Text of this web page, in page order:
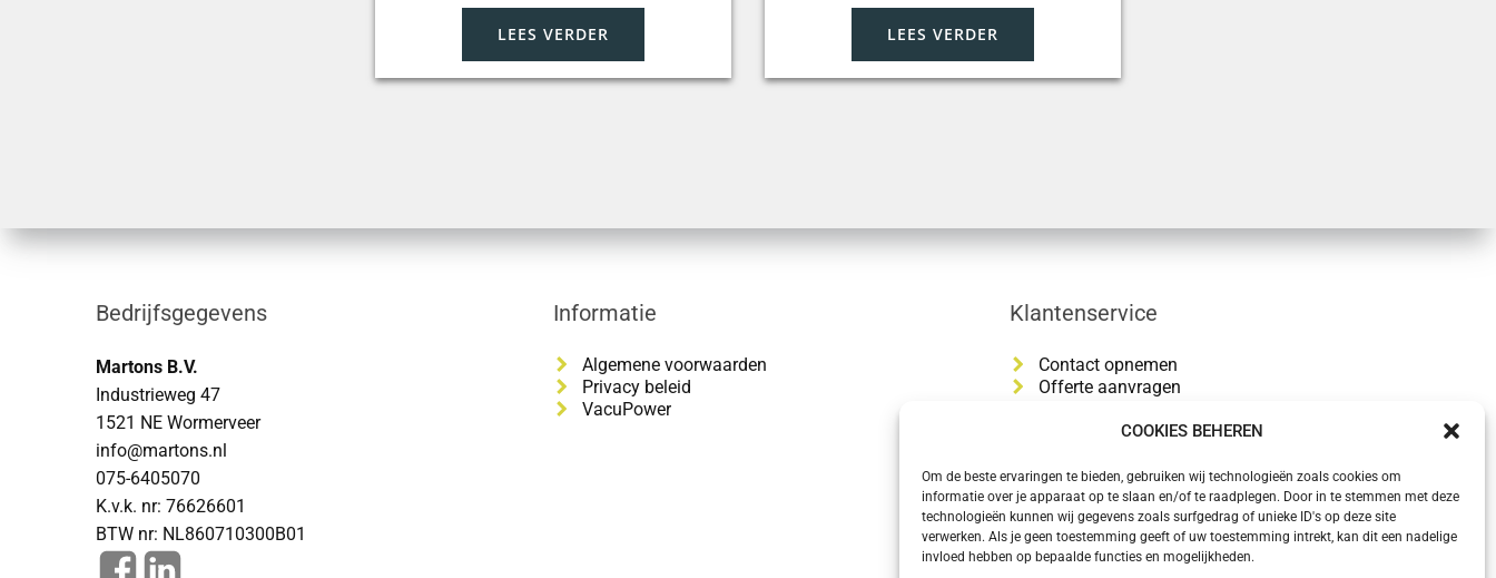
COOKIES BEHEREN
Om de beste ervaringen te bieden, gebruiken wij technologieën zoals cookies om
informatie over je apparaat op te slaan en/of te raadplegen. Door in te stemmen met deze
technologieën kunnen wij gegevens zoals surfgedrag of unieke ID's op deze site
verwerken. Als je geen toestemming geeft of uw toestemming intrekt, kan dit een nadelige
invloed hebben op bepaalde functies en mogelijkheden.
LEES VERDER LEES VERDER
Bedrijfsgegevens
Martons B.V.
Industrieweg 47
1521 NE Wormerveer
info@martons.nl
075-6405070
K.v.k. nr: 76626601
BTW nr: NL860710300B01
Informatie
Algemene voorwaarden
Privacy beleid
VacuPower
Klantenservice
Contact opnemen
Offerte aanvragen